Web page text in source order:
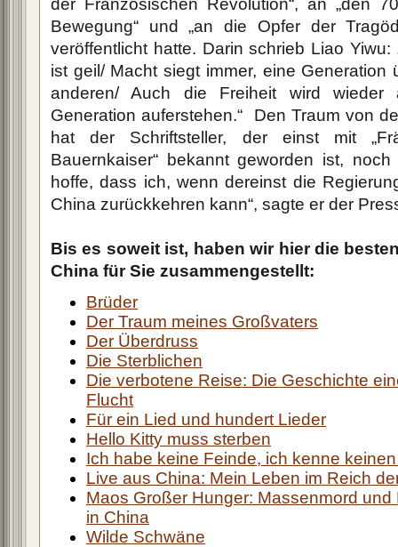
der Französischen Revolution“, an „den
Bewegung“ und „an die Opfer der
veröffentlicht hatte. Darin schrieb Liao Yiwu:
ist geil/ Macht siegt immer, eine
anderen/ Auch die Freiheit wird wieder
Generation auferstehen.“ Den Traum von
hat der Schriftsteller, der einst mit
Bauernkaiser“ bekannt geworden ist,
hoffe, dass ich, wenn dereinst die
China zurückkehren kann“, sagte er der
Bis es soweit ist, haben wir hier die
China für Sie zusammengestellt:
Brüder
Der Traum meines Großvaters
Der Überdruss
Die Sterblichen
Die verbotene Reise: Die Geschichte
Flucht
Für ein Lied und hundert Lieder
Hello Kitty muss sterben
Ich habe keine Feinde, ich kenne
Live aus China: Mein Leben im Reich
Maos Großer Hunger: Massenmord
in China
Wilde Schwäne